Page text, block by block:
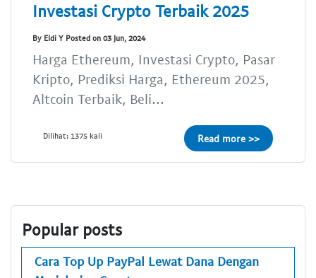
Investasi Crypto Terbaik 2025
By Eldi Y Posted on 03 Jun, 2024
Harga Ethereum, Investasi Crypto, Pasar
Kripto, Prediksi Harga, Ethereum 2025,
Altcoin Terbaik, Beli...
Dilihat: 1375 kali Read more >>
Popular posts
Cara Top Up PayPal Lewat Dana Dengan